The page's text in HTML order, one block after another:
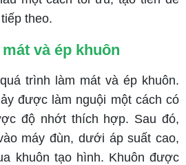
theo.
và ép khuôn
trình làm mát và ép khuôn.
được làm nguội một cách có
độ nhớt thích hợp. Sau đó,
máy đùn, dưới áp suất cao,
khuôn tạo hình. Khuôn được